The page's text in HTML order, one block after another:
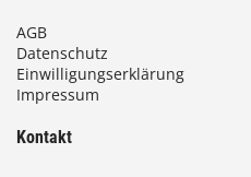
AGB
Datenschutz
Einwilligungserklärung
Impressum
Kontakt